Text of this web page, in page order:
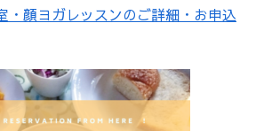
顔ヨガレッスンのご詳細・お申込